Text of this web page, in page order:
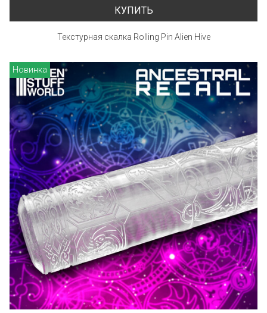
КУПИТЬ
Текстурная скалка Rolling Pin Alien Hive
Новинка